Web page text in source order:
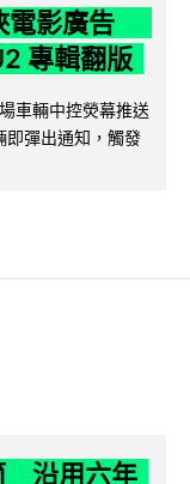
電影廣告
專輯翻版
車輛中控熒幕推送
即彈出通知，觸發
沿用六年